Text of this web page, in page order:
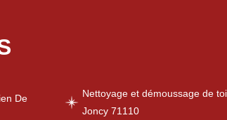
De
Nettoyage et démoussage de
Joncy 71110